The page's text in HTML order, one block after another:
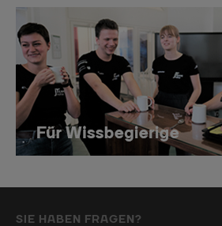
SIE HABEN FRAGEN?